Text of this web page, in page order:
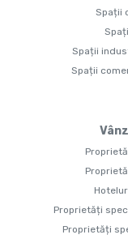
Spații
Spații
Spații
Proprietăți
Proprietăți